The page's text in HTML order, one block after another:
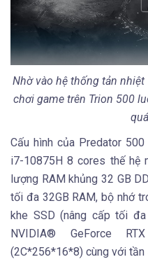
Nhờ vào hệ thống tản
chơi game trên Trion 500
Cấu hình của Predator
i7-10875H 8 cores thế hệ
lượng RAM khủng 32 GB
tối đa 32GB RAM, bộ nhớ
khe SSD (nâng cấp tối
NVIDIA® GeForce
(2C*256*16*8) cùng với tần